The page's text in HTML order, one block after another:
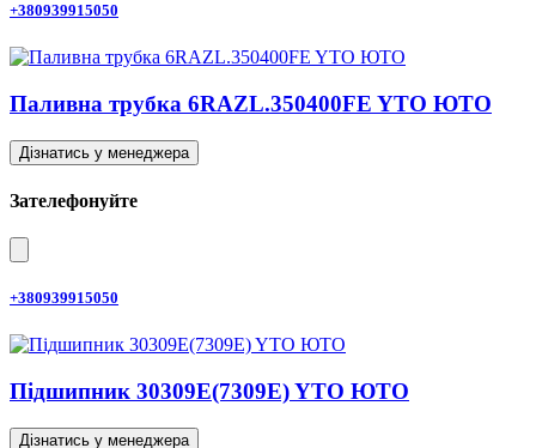
+380939915050
Паливна трубка 6RAZL.350400FE YTO ЮТО
Дізнатись у менеджера
Зателефонуйте
+380939915050
Підшипник 30309E(7309E) YTO ЮТО
Дізнатись у менеджера